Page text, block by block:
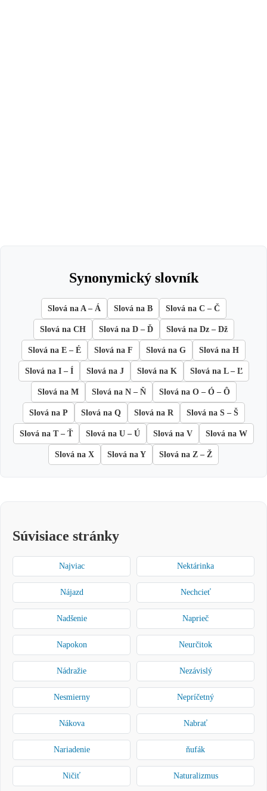
synonymický slovník
Slová na A – Á Slová na B Slová na C – Č
Slová na CH Slová na D – Ď Slová na Dz – Dž
Slová na E – É Slová na F Slová na G Slová na H
Slová na I – Í Slová na J Slová na K Slová na L – Ľ
Slová na M Slová na N – Ň Slová na O – Ó – Ô
Slová na P Slová na Q Slová na R Slová na S – Š
Slová na T – Ť Slová na U – Ú Slová na V Slová na W
Slová na X Slová na Y Slová na Z – Ž
Súvisiace stránky
Najviac Nektárinka
Nájazd Nechcieť
Nadšenie Naprieč
Napokon Neurčitok
Nádražie Nezávislý
Nesmierny Nepríčetný
Nákova Nabrať
Nariadenie ňufák
Ničiť Naturalizmus